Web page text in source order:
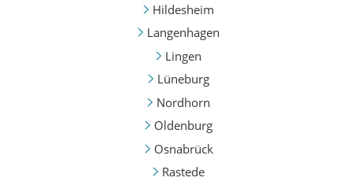
Hildesheim
Langenhagen
Lingen
Lüneburg
Nordhorn
Oldenburg
Osnabrück
Rastede